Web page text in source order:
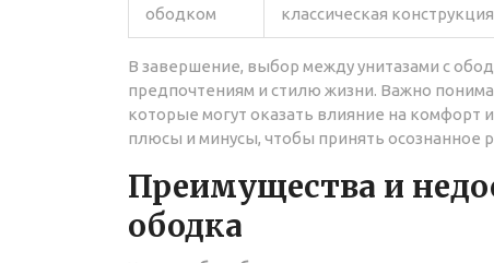
ободком
классическая конструкция
В завершение, выбор между унитазами с
предпочтениям и стилю жизни. Важно
которые могут оказать влияние на комфорт
плюсы и минусы, чтобы принять осознанное
Преимущества и
ободка